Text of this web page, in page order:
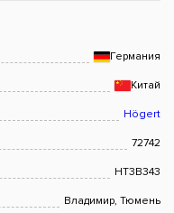
Германия
Китай
Högert
72742
HT3B343
Владимир, Тюмень